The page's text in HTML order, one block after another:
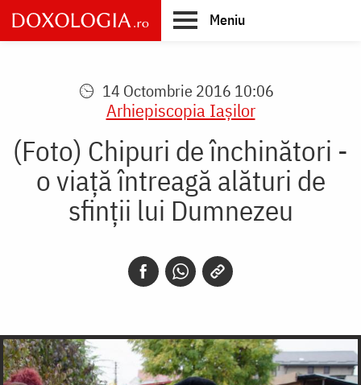
Skip
to
main
Meniu
14 Octombrie 2016 10:06
Arhiepiscopia Iaşilor
(Foto) Chipuri de închinători -
o viaţă întreagă alături de
sfinţii lui Dumnezeu